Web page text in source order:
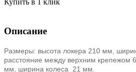
Описание
Размеры: высота локера 210 мм,
расстояние между верхним крепежом
мм, ширина колеса 21 мм.